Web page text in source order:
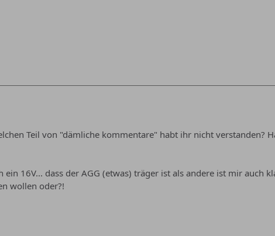
Teil von "dämliche kommentare" habt ihr nicht verstanden?
16V... dass der AGG (etwas) träger ist als andere ist mir auch
wollen oder?!